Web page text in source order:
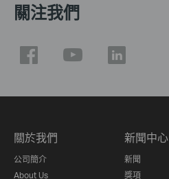
關注我們
關於我們
公司簡介
About Us
新聞中心
新聞
獎項